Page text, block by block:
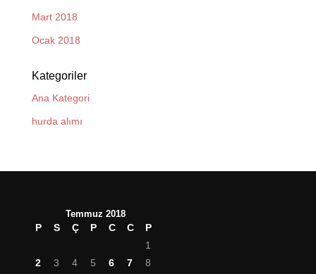
Mart 2018
Ocak 2018
Kategoriler
Ana Kategori
hurda alımı
Temmuz 2018
P S Ç P C C
P
1
2
3 4 5 6 7
8